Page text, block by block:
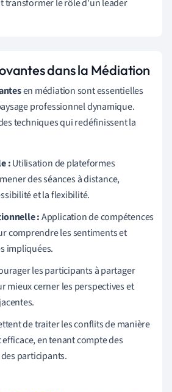
transformer le rôle d’un leader
dans la Médiation
en médiation sont essentielles
professionnel dynamique.
techniques qui redéfinissent la
:Utilisation de plateformes
des séances à distance,
et la flexibilité.
:Application de compétences
comprendre les sentiments et
impliquées.
les participants à partager
mieux cerner les perspectives et
de traiter les conflits de manière
en tenant compte des
participants.